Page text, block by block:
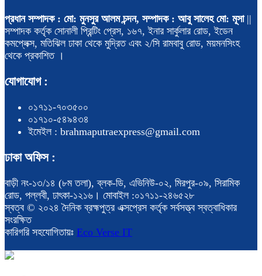
প্রধান সম্পাদক : মো: মুনসুর আলম চন্দন, সম্পাদক : আবু সালেহ মো: মূসা||
সম্পাদক কর্তৃক সোনালী প্রিন্টিং প্রেস, ১৬৭, ইনার সার্কুলার রোড, ইডেন
কমপ্লেক্স, মতিঝিল ঢাকা থেকে মুদ্রিত এবং ২/সি রামবাবু রোড, ময়মনসিংহ
থেকে প্রকাশিত ।
যোগাযোগ :
০১৭১১-৭০৩৫০০
০১৭১০-৫৪৯৪৩৪
ইমেইল : brahmaputraexpress@gmail.com
ঢাকা অফিস :
বাড়ী নং-১৩/১৪ (৮ম তলা), ব্লক-ডি, এভিনিউ-০২, মিরপুর-০৯, সিরামিক
রোড, পল্লবী, ঢাৎকা-১২১৬। মোবাইল :০১৭১১-২৪৬৫২৮
স্বত্ব © ২০২৪ দৈনিক ব্রহ্মপুত্র এক্সপ্রেস কর্তৃক সর্বসত্ত্ব স্বত্বাধিকার
সংরক্ষিত
কারিগরি সহযোগিতায়ঃ Eco Verse IT